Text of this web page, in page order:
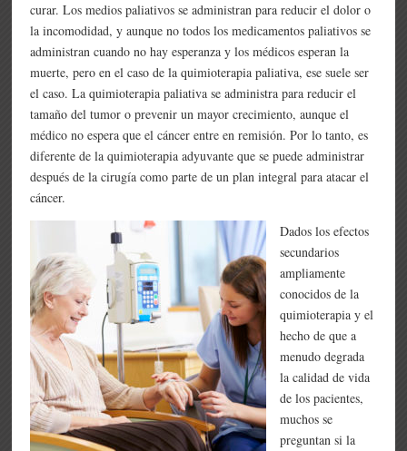
curar. Los medios paliativos se administran para reducir el dolor o
la incomodidad, y aunque no todos los medicamentos paliativos se
administran cuando no hay esperanza y los médicos esperan la
muerte, pero en el caso de la quimioterapia paliativa, ese suele ser
el caso. La quimioterapia paliativa se administra para reducir el
tamaño del tumor o prevenir un mayor crecimiento, aunque el
médico no espera que el cáncer entre en remisión. Por lo tanto, es
diferente de la quimioterapia adyuvante que se puede administrar
después de la cirugía como parte de un plan integral para atacar el
cáncer.
Dados los efectos
secundarios
ampliamente
conocidos de la
quimioterapia y el
hecho de que a
menudo degrada
la calidad de vida
de los pacientes,
muchos se
preguntan si la